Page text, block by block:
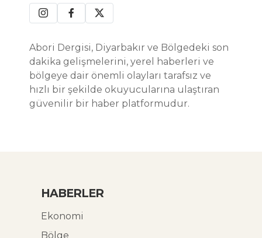
Abori Dergisi, Diyarbakır ve Bölgedeki son
dakika gelişmelerini, yerel haberleri ve
bölgeye dair önemli olayları tarafsız ve
hızlı bir şekilde okuyucularına ulaştıran
güvenilir bir haber platformudur.
HABERLER
Ekonomi
Bölge